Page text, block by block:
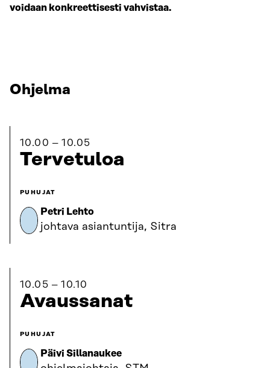
voidaan konkreettisesti vahvistaa.
Ohjelma
10.00 10.05
Tervetuloa
PUHUJAT
Petri Lehto
johtava asiantuntija, Sitra
10.05 10.10
Avaussanat
PUHUJAT
Päivi Sillanaukee